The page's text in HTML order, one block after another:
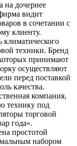
на дочернее
видит
в сочетании с
клиенту.
климатического
техники. Бренд
принимают
осуществляют
перед поставкой
качества.
компания,
технику под
торговой
года».
простотой
набором